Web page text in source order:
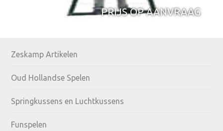
PRIJS OP AANVRAAG
Primary
Sidebar
Zeskamp Artikelen
Oud Hollandse Spelen
Springkussens en Luchtkussens
Funspelen